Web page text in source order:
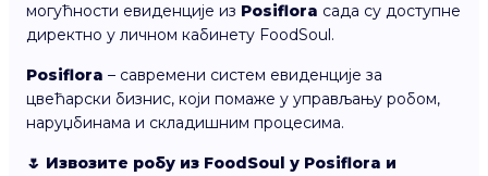
могућности евиденције из Posiflora сада су доступне
директно у личном кабинету FoodSoul.
Posiflora – савремени систем евиденције за
цвећарски бизнис, који помаже у управљању робом,
наруџбинама и складишним процесима.
🌷 Извозите робу из FoodSoul у Posiflora и